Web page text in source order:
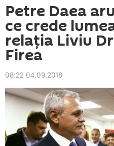
Petre Daea
ce crede
relația Liviu
Firea
08:22 04.09.2018